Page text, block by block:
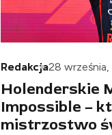
Redakcja28
Holenderskie
Impossible –
mistrzostwo